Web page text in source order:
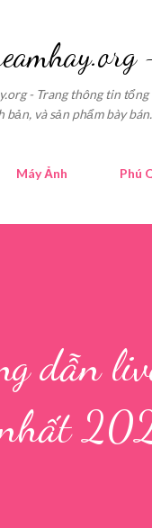
- Trang thông tin
bản, và sản phẩm bày
Máy Ảnh Phú
dẫn